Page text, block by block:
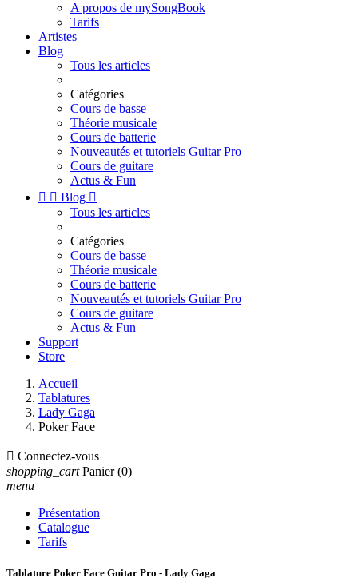
A propos de mySongBook
Tarifs
Artistes
Blog
Tous les articles
Catégories
Cours de basse
Théorie musicale
Cours de batterie
Nouveautés et tutoriels Guitar Pro
Cours de guitare
Actus & Fun
  Blog 
Tous les articles
Catégories
Cours de basse
Théorie musicale
Cours de batterie
Nouveautés et tutoriels Guitar Pro
Cours de guitare
Actus & Fun
Support
Store
Accueil
Tablatures
Lady Gaga
Poker Face
 Connectez-vous
shopping_cart Panier (0)
menu
Présentation
Catalogue
Tarifs
Tablature Poker Face Guitar Pro - Lady Gaga